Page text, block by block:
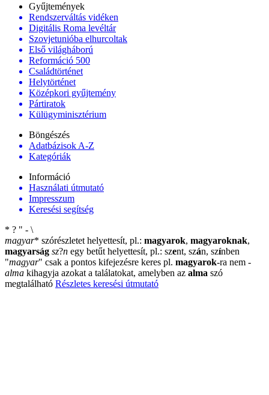
Gyűjtemények
Rendszerváltás vidéken
Digitális Roma levéltár
Szovjetunióba elhurcoltak
Első világháború
Reformáció 500
Családtörténet
Helytörténet
Középkori gyűjtemény
Pártiratok
Külügyminisztérium
Böngészés
Adatbázisok A-Z
Kategóriák
Információ
Használati útmutató
Impresszum
Keresési segítség
* ? " - \
magyar* szórészletet helyettesít, pl.: magyarok, magyaroknak,
magyarság sz?n egy betűt helyettesít, pl.: szent, szán, színben
"magyar" csak a pontos kifejezésre keres pl. magyarok-ra nem -
alma kihagyja azokat a találatokat, amelyben az alma szó
megtalálható Részletes keresési útmutató